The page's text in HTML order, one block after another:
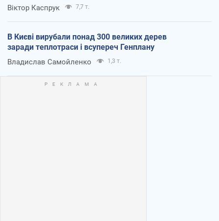
Віктор Каспрук 7,7 т.
В Києві вирубали понад 300 великих дерев
заради теплотраси і всупереч Генплану
Владислав Самойленко 1,3 т.